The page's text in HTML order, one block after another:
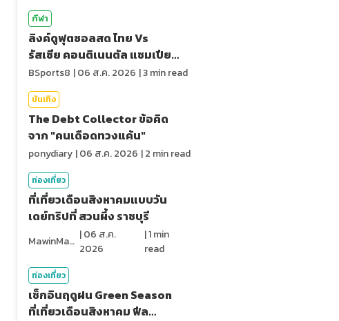
กีฬา
ลิงค์ดูฟุตซอลสด ไทย Vs
รัสเซีย คอนติเนนตัล แชมเปียน
ชิพ 2026
BSports8 |06 ส.ค. 2026 |3min read
บันเทิง
The Debt Collector ข้อคิด
จาก "คนเดือดทวงแค้น"
ponydiary |06 ส.ค. 2026 |2 min read
ท่องเที่ยว
ที่เที่ยวเดือนสิงหาคมแบบวัน
เดย์ทริปที่ สวนผึ้ง ราชบุรี
MawinMatravel |06 ส.ค.
2026
|1min
read
ท่องเที่ยว
เช็กอินฤดูฝน Green Season
ที่เที่ยวเดือนสิงหาคม ฟีล